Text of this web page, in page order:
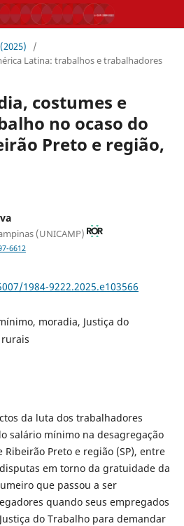
/
Latina: trabalhos e trabalhadores
costumes e
no ocaso do
Preto e região,
(UNICAMP)
6612
1984-9222.2025.e103566
moradia, Justiça do
da luta dos trabalhadores
salário mínimo na desagregação
Preto e região (SP), entre
em torno da gratuidade da
que passou a ser
quando seus empregados
do Trabalho para demandar